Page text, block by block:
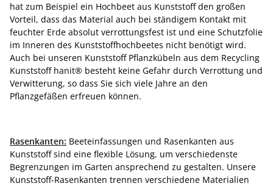
hat zum Beispiel ein Hochbeet aus Kunststoff den großen
Vorteil, dass das Material auch bei ständigem Kontakt mit
feuchter Erde absolut verrottungsfest ist und eine Schutzfolie
im Inneren des Kunststoffhochbeetes nicht benötigt wird.
Auch bei unseren Kunststoff Pflanzkübeln aus dem Recycling
Kunststoff hanit® besteht keine Gefahr durch Verrottung und
Verwitterung, so dass Sie sich viele Jahre an den
Pflanzgefäßen erfreuen können.
Rasenkanten: Beeteinfassungen und Rasenkanten aus
Kunststoff sind eine flexible Lösung, um verschiedenste
Begrenzungen im Garten ansprechend zu gestalten. Unsere
Kunststoff-Rasenkanten trennen verschiedene Materialien